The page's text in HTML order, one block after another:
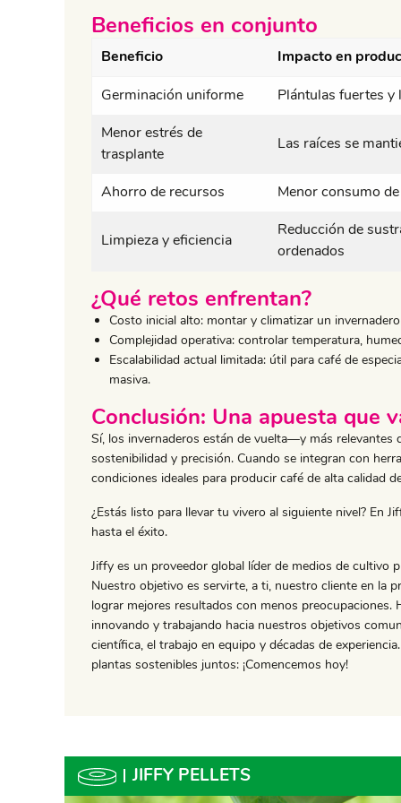
Beneficios en conjunto
Beneficio
Impacto en
Germinación uniforme
Plántulas fuertes y
Menor estrés de
trasplante
Las raíces se
Ahorro de recursos Menor consumo
Limpieza y eficiencia
Reducción de
ordenados
¿Qué retos enfrentan?
Costo inicial alto: montar y climatizar un
Complejidad operativa: controlar temperatura,
Escalabilidad actual limitada: útil para café de
masiva.
Conclusión: Una apuesta que
Sí, los invernaderos están de vuelta—y más relevantes
sostenibilidad y precisión. Cuando se integran con
condiciones ideales para producir café de alta calidad
¿Estás listo para llevar tu vivero al siguiente nivel? En
hasta el éxito.
​Jiffy es un proveedor global líder de medios de cultivo
Nuestro objetivo es servirte, a ti, nuestro cliente en la
lograr mejores resultados con menos
innovando y trabajando hacia nuestros objetivos
científica, el trabajo en equipo y décadas de
plantas sostenibles juntos: ¡Comencemos hoy!
JIFFY PELLETS